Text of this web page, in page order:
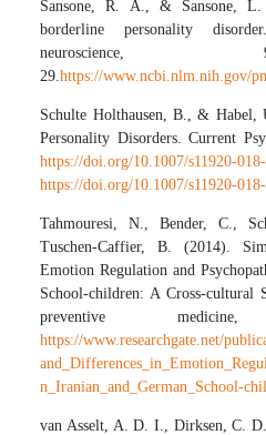
Sansone, R. A., & Sansone,
borderline personality
29.https://www.ncbi.nlm.nih.gov/
Schulte Holthausen, B., &
Personality Disorders. Current
https://doi.org/10.1007/s11920-
https://doi.org/10.1007/s11920-
Tahmouresi, N., Bender, C.,
Tuschen-Caffier, B. (2014).
Emotion Regulation and
School-children: A Cross-cultural
preventive
https://www.researchgate.net/
n_Iranian_and_German_School-
van Asselt, A. D. I., Dirksen, C.